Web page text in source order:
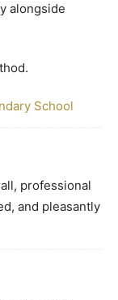
alongside
School
professional
and pleasantly